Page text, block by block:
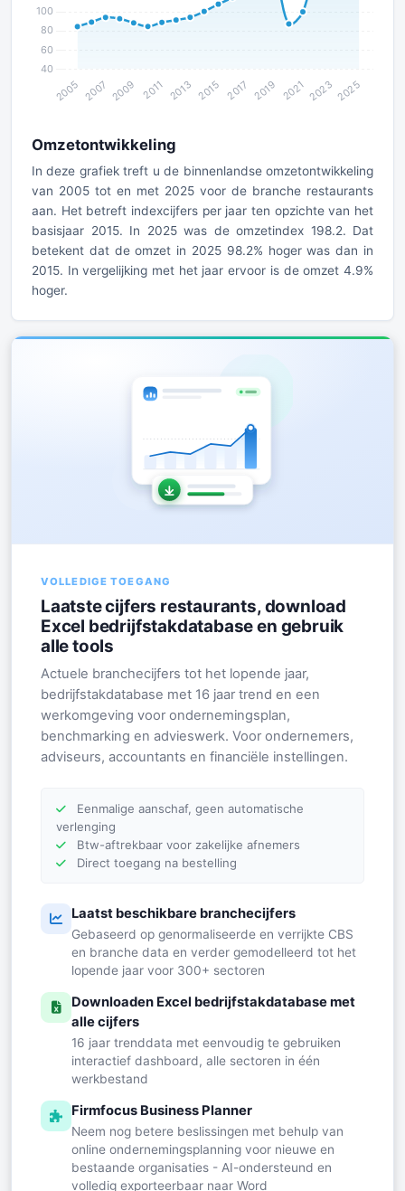
Omzetontwikkeling
In deze grafiek treft u de binnenlandse omzetontwikkeling
van 2005 tot en met 2025 voor de branche restaurants
aan. Het betreft indexcijfers per jaar ten opzichte van het
basisjaar 2015. In 2025 was de omzetindex 198.2. Dat
betekent dat de omzet in 2025 98.2% hoger was dan in
2015. In vergelijking met het jaar ervoor is de omzet 4.9%
hoger.
VOLLEDIGE TOEGANG
Laatste cijfers restaurants, download
Excel bedrijfstakdatabase en gebruik
alle tools
Actuele branchecijfers tot het lopende jaar,
bedrijfstakdatabase met 16 jaar trend en een
werkomgeving voor ondernemingsplan,
benchmarking en advieswerk. Voor ondernemers,
adviseurs, accountants en financiële instellingen.
Eenmalige aanschaf, geen automatische
verlenging
Btw-aftrekbaar voor zakelijke afnemers
Direct toegang na bestelling
Laatst beschikbare branchecijfers
Gebaseerd op genormaliseerde en verrijkte CBS
en branche data en verder gemodelleerd tot het
lopende jaar voor 300+ sectoren
Downloaden Excel bedrijfstakdatabase met
alle cijfers
16 jaar trenddata met eenvoudig te gebruiken
interactief dashboard, alle sectoren in één
werkbestand
Firmfocus Business Planner
Neem nog betere beslissingen met behulp van
online ondernemingsplanning voor nieuwe en
bestaande organisaties - AI-ondersteund en
volledig exporteerbaar naar Word